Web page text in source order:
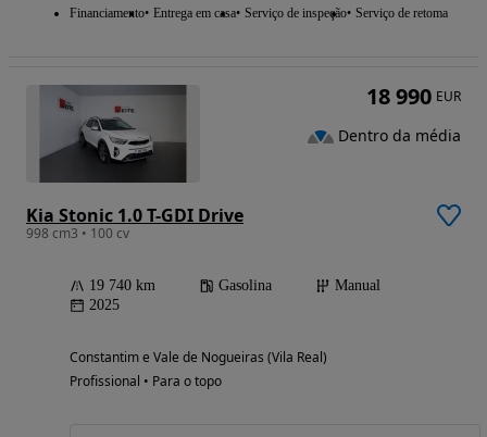
Financiamento Entrega em casa Serviço de inspeção Serviço de retoma
Kia Stonic 1.0 T-GDI Drive
998 cm3 • 100 cv
19 740 km Gasolina
Manual
2025
Constantim e Vale de Nogueiras (Vila Real)
Profissional • Para o topo
18 990 EUR
Dentro da média